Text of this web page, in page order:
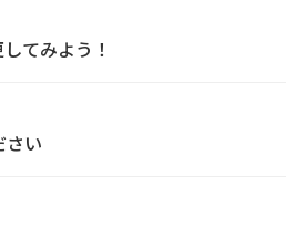
てみよう！
さい